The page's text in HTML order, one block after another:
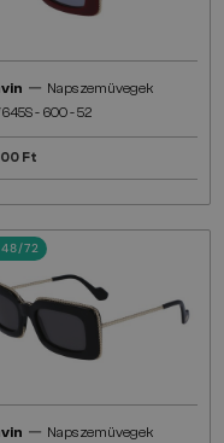
— Napszemüvegek
- 600 - 52
Ft
48/72
— Napszemüvegek